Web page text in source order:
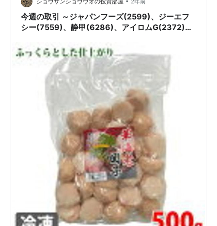
今週の取引 ～ジャパンフーズ(2599)、ジーエフ
シー(7559)、静甲(6286)、アイロムG(2372)、